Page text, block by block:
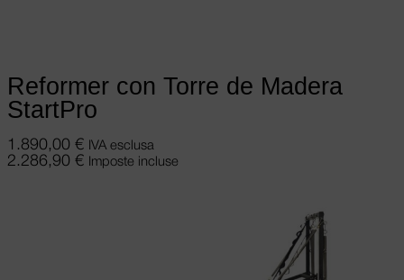
Reformer con Torre de Madera
StartPro
1.890,00 € IVA esclusa
2.286,90 € Imposte incluse